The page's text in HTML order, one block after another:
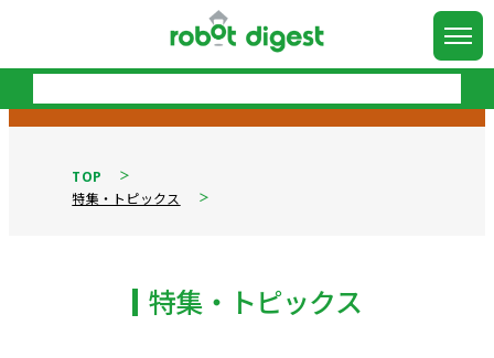
TOP
特集・トピックス
特集・トピックス